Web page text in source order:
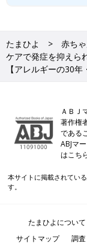
たまひよ 赤ち
ケアで発症を抑えら
【アレルギーの30年
ＡＢＪ
著作権
である
ABJマ
はこ
本サイトに掲載されてい
す。
たまひよについて
サイトマップ
調